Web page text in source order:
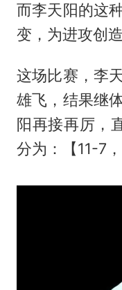
而李天阳的这
变，为进攻创
这场比赛，李
雄飞，结果继
阳再接再厉，
分为：【11-7，